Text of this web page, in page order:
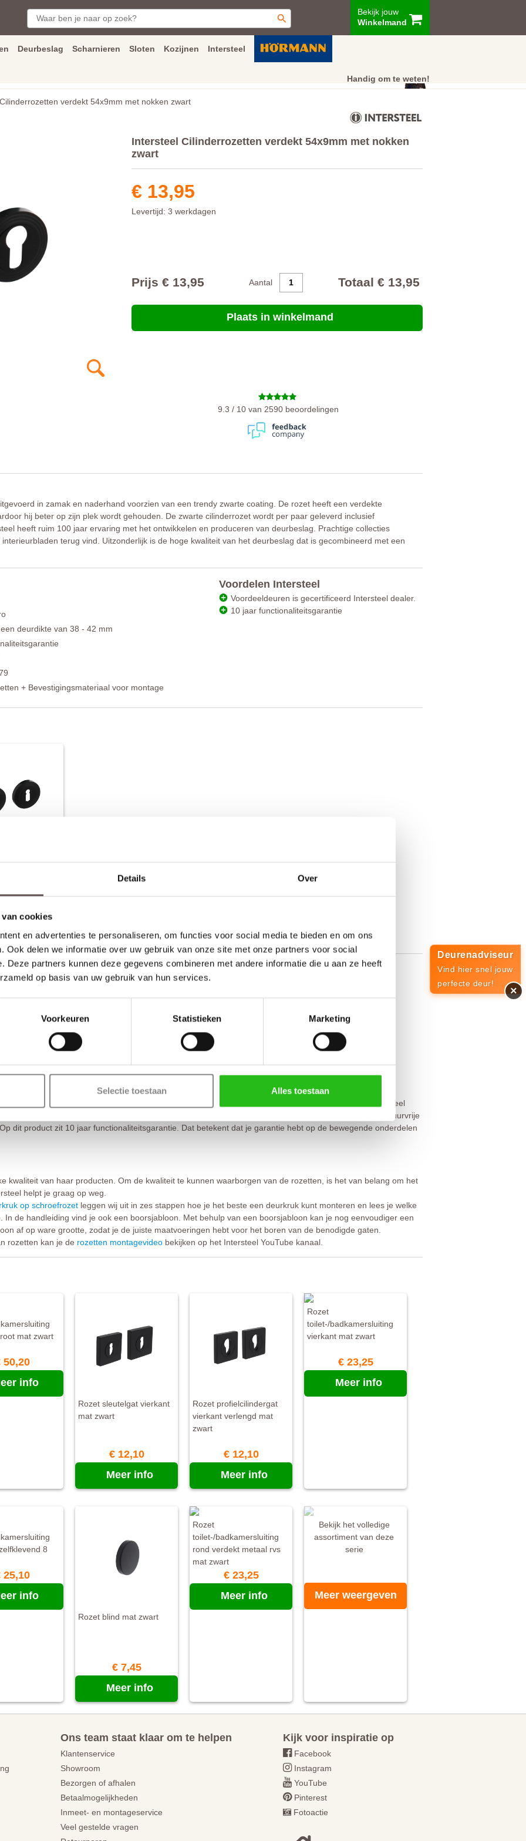
Details Over
van cookies
en advertenties te personaliseren, om functies voor social media te bieden en om ons
Ook delen we informatie over uw gebruik van onze site met onze partners voor social
Deze partners kunnen deze gegevens combineren met andere informatie die u aan ze heeft
op basis van uw gebruik van hun services.
Voorkeuren Statistieken Marketing
Selectie toestaan Alles toestaan
Bekijk jouw
Winkelmand
Deurbeslag Scharnieren Sloten Kozijnen Intersteel
Handig om te weten!
Klantenservice
verdekt 54x9mm met nokken zwart
Intersteel Cilinderrozetten verdekt 54x9mm met nokken
zwart
€ 13,95
Levertijd: 3 werkdagen
Prijs € 13,95 Aantal Totaal € 13,95
Plaats in winkelmand
9.3 / 10 van 2590 beoordelingen
in zamak en naderhand voorzien van een trendy zwarte coating. De rozet heeft een verdekte
hij beter op zijn plek wordt gehouden. De zwarte cilinderrozet wordt per paar geleverd inclusief
heeft ruim 100 jaar ervaring met het ontwikkelen en produceren van deurbeslag. Prachtige collecties
terug vind. Uitzonderlijk is de hoge kwaliteit van het deurbeslag dat is gecombineerd met een
deurdikte van 38 - 42 mm
+ Bevestigingsmateriaal voor montage
Voordelen Intersteel
Voordeeldeuren is gecertificeerd Intersteel dealer.
10 jaar functionaliteitsgarantie
en is door gebruik aan slijtage onderhevig. Het is daarom goed om stil te staan bij de specifieke
behandelingen. Hier lees je hoe je het product het beste kunt onderhouden.
van het product.
en schuurmiddelen.
het plaatsen van deurstoppers.
gebruik van het product.
coating. Voor het onderhoud adviseren wij het product regelmatig af te nemen met een zachte, eventueel
de zwarte finish na verloop van tijd lichter worden. Het aanbrengen van een dun laagje blanke was of zuurvrije
dit product zit 10 jaar functionaliteitsgarantie. Dat betekent dat je garantie hebt op de bewegende onderdelen
kwaliteit van haar producten. Om de kwaliteit te kunnen waarborgen van de rozetten, is het van belang om het
helpt je graag op weg.
op schroefrozet leggen wij uit in zes stappen hoe je het beste een deurkruk kunt monteren en lees je welke
In de handleiding vind je ook een boorsjabloon. Met behulp van een boorsjabloon kan je nog eenvoudiger een
af op ware grootte, zodat je de juiste maatvoeringen hebt voor het boren van de benodigde gaten.
rozetten kan je de rozetten montagevideo bekijken op het Intersteel YouTube kanaal.
mat zwart
50,20
info
Rozet sleutelgat vierkant
mat zwart
€ 12,10
Meer info
Rozet profielcilindergat
vierkant verlengd mat
zwart
€ 12,10
Meer info
Rozet
toilet-/badkamersluiting
vierkant mat zwart
€ 23,25
Meer info
8
25,10
info
Rozet blind mat zwart
€ 7,45
Meer info
Rozet
toilet-/badkamersluiting
rond verdekt metaal rvs
mat zwart
€ 23,25
Meer info
Bekijk het volledige
assortiment van deze
serie
Meer weergeven
Ons team staat klaar om te helpen
Klantenservice
Showroom
Bezorgen of afhalen
Betaalmogelijkheden
Inmeet- en montageservice
Veel gestelde vragen
Kijk voor inspiratie op
Facebook
Instagram
YouTube
Pinterest
Fotoactie
Deurenadviseur
Vind hier snel jouw
perfecte deur!
×